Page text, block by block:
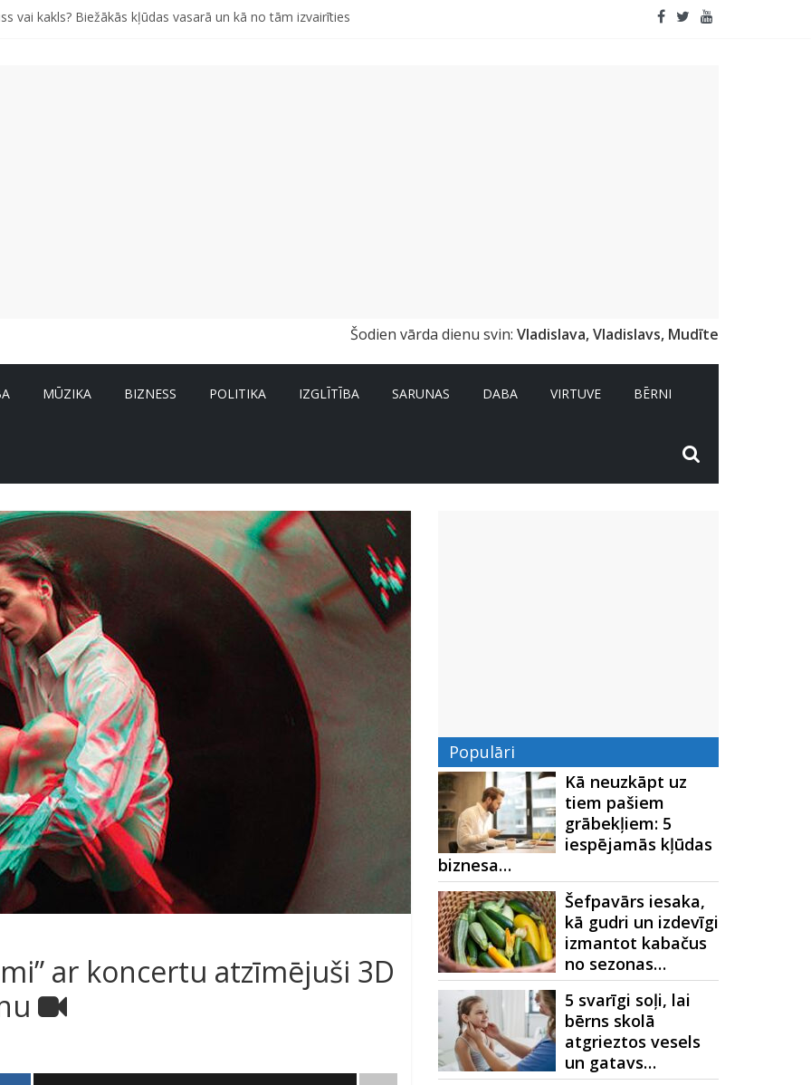
vai kakls? Biežākās kļūdas vasarā un kā no tām izvairīties
Šodien vārda dienu svin: Vladislava, Vladislavs, Mudīte
MŪZIKA BIZNESS POLITIKA IZGLĪTĪBA SARUNAS DABA VIRTUVE BĒRNI
ar koncertu atzīmējuši 3D
Populāri
Kā neuzkāpt uz
tiem pašiem
grābekļiem: 5
iespējamās kļūdas
biznesa…
Šefpavārs iesaka,
kā gudri un izdevīgi
izmantot kabačus
no sezonas…
5 svarīgi soļi, lai
bērns skolā
atgrieztos vesels
un gatavs…